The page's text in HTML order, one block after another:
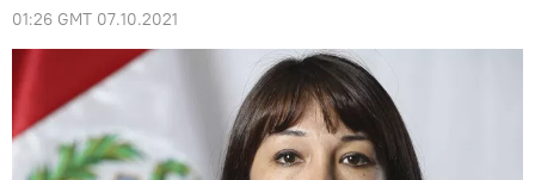
01:26 GMT 07.10.2021